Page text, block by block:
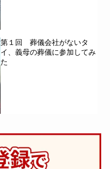
第１回 葬儀会社がないタ
イ、義母の葬儀に参加してみ
た